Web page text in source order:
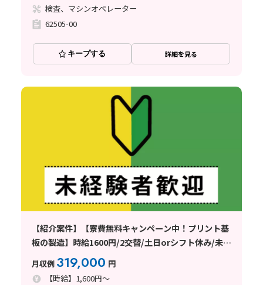
検査、マシンオペレーター
62505-00
キープする 詳細を見る
【紹介案件】【寮費無料キャンペーン中！プリント基
板の製造】時給1600円/2交替/土日orシフト休み/未経
験歓迎/月収31.9万円/20代〜40代前半の男女活躍中◎
月収例 319,000 円
【時給】1,600円～